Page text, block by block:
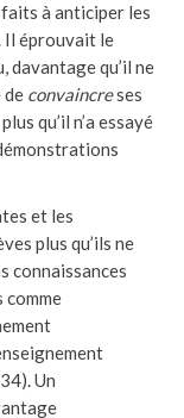
à anticiper les
Il éprouvait le
davantage qu’il ne
de convaincreses
qu’il n’a essayé
et les
plus qu’ils ne
connaissances
comme
Un